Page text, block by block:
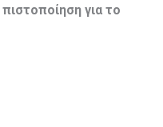
πιστοποίηση για το